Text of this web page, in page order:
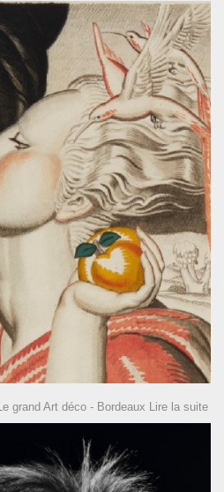
grand Art déco - Bordeaux Lire la suite